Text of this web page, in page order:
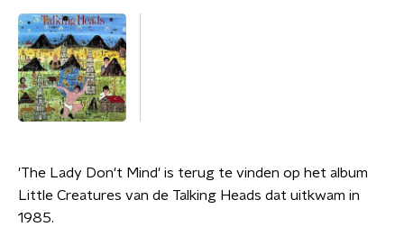
'The Lady Don't Mind' is terug te vinden op het album
Little Creatures van de Talking Heads dat uitkwam in
1985.